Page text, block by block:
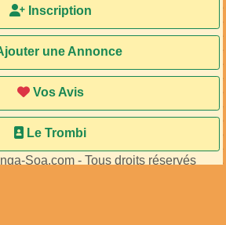
Inscription
une Annonce
Vos Avis
Le Trombi
Soa.com - Tous droits réservés